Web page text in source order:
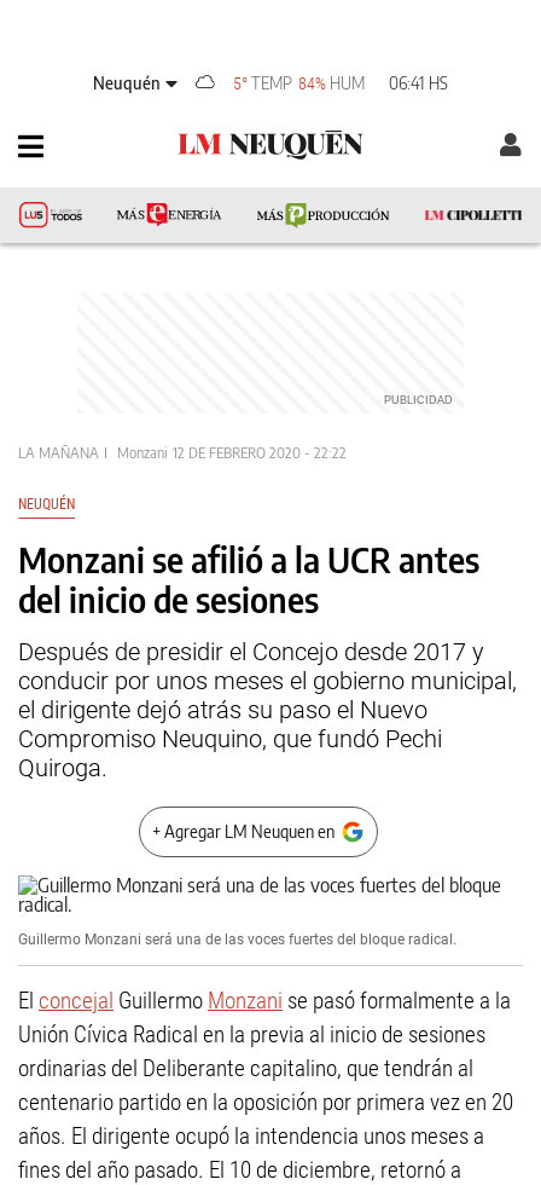
Neuquén 5°TEMP 84% HUM 06:41 HS
LA MAÑANA Monzani 12 DE FEBRERO 2020 - 22:22
NEUQUÉN
Monzani se afilió a la UCR antes
del inicio de sesiones
Después de presidir el Concejo desde 2017 y
conducir por unos meses el gobierno municipal,
el dirigente dejó atrás su paso el Nuevo
Compromiso Neuquino, que fundó Pechi
Quiroga.
+ Agregar LM Neuquen en
Guillermo Monzani será una de las voces fuertes del bloque radical.
El concejal Guillermo Monzani se pasó formalmente a la
Unión Cívica Radical en la previa al inicio de sesiones
ordinarias del Deliberante capitalino, que tendrán al
centenario partido en la oposición por primera vez en 20
años. El dirigente ocupó la intendencia unos meses a
fines del año pasado. El 10 de diciembre, retornó a